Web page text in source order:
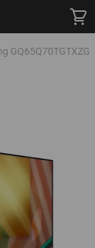
GQ65Q70TGTXZG